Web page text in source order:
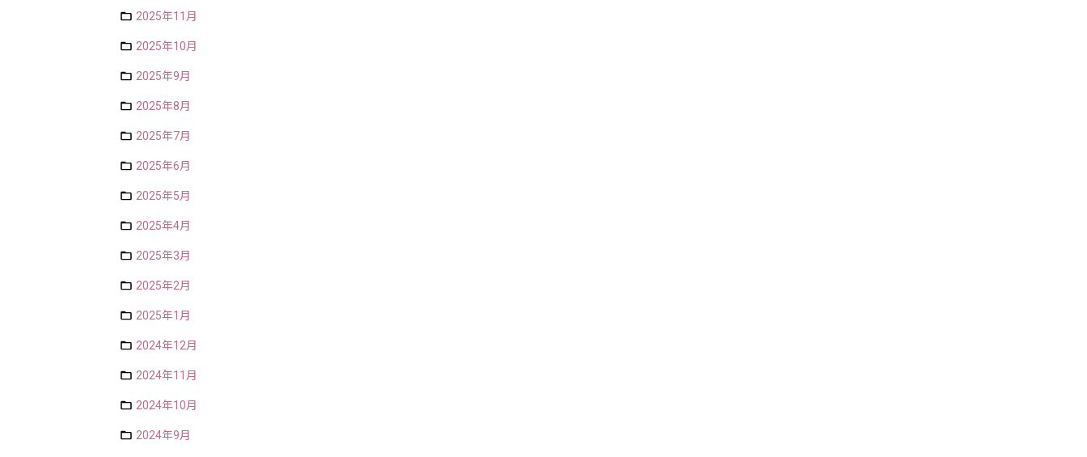
2025年11月
2025年10月
2025年9月
2025年8月
2025年7月
2025年6月
2025年5月
2025年4月
2025年3月
2025年2月
2025年1月
2024年12月
2024年11月
2024年10月
2024年9月